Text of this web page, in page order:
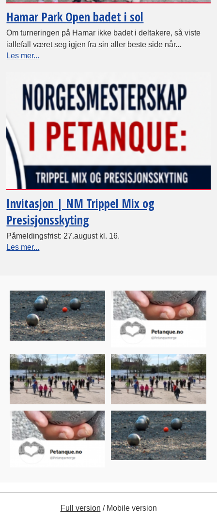
Hamar Park Open badet i sol
Om turneringen på Hamar ikke badet i deltakere, så viste
iallefall været seg igjen fra sin aller beste side når...
Les mer...
Invitasjon | NM Trippel Mix og
Presisjonsskyting
Påmeldingsfrist: 27.august kl. 16.
Les mer...
Full version /Mobile version